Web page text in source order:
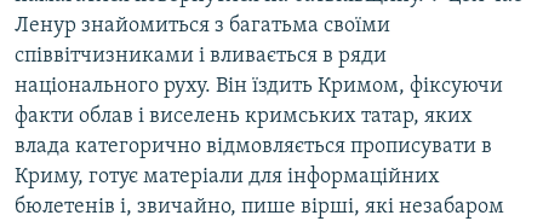
Ленур знайомиться з багатьма своїми
співвітчизниками і вливається в ряди
національного руху. Він їздить Кримом, фіксуючи
факти облав і виселень кримських татар, яких
влада категорично відмовляється прописувати в
Криму, готує матеріали для інформаційних
бюлетенів і, звичайно, пише вірші, які незабаром